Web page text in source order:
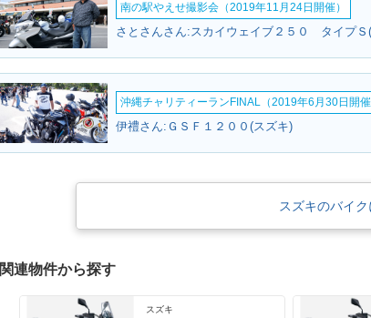
了）。
南の駅やえせ撮影会（2019年11月24日開催）
沖縄チャリティーランFINAL（2019年6月30日開催
伊禮さん:ＧＳＦ１２００(スズキ)
スズキのバイ
関連物件から探す
スズキ